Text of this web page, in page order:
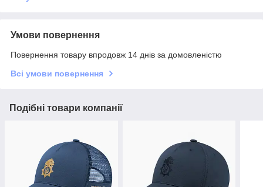
Умови повернення
Повернення товару впродовж 14 днів за домовленістю
Всі умови повернення
Подібні товари компанії